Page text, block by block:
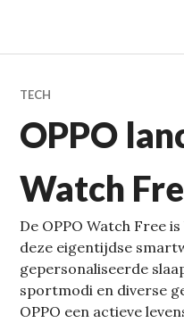
inhoud
TECH
OPPO
Watch
De OPPO Watch Free
deze eigentijdse
gepersonaliseerde
sportmodi en diverse
OPPO een actieve